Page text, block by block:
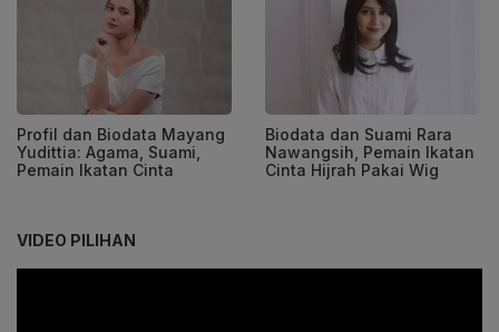
Profil dan Biodata Mayang
Yudittia: Agama, Suami,
Pemain Ikatan Cinta
Biodata dan Suami Rara
Nawangsih, Pemain Ikatan
Cinta Hijrah Pakai Wig
VIDEO PILIHAN